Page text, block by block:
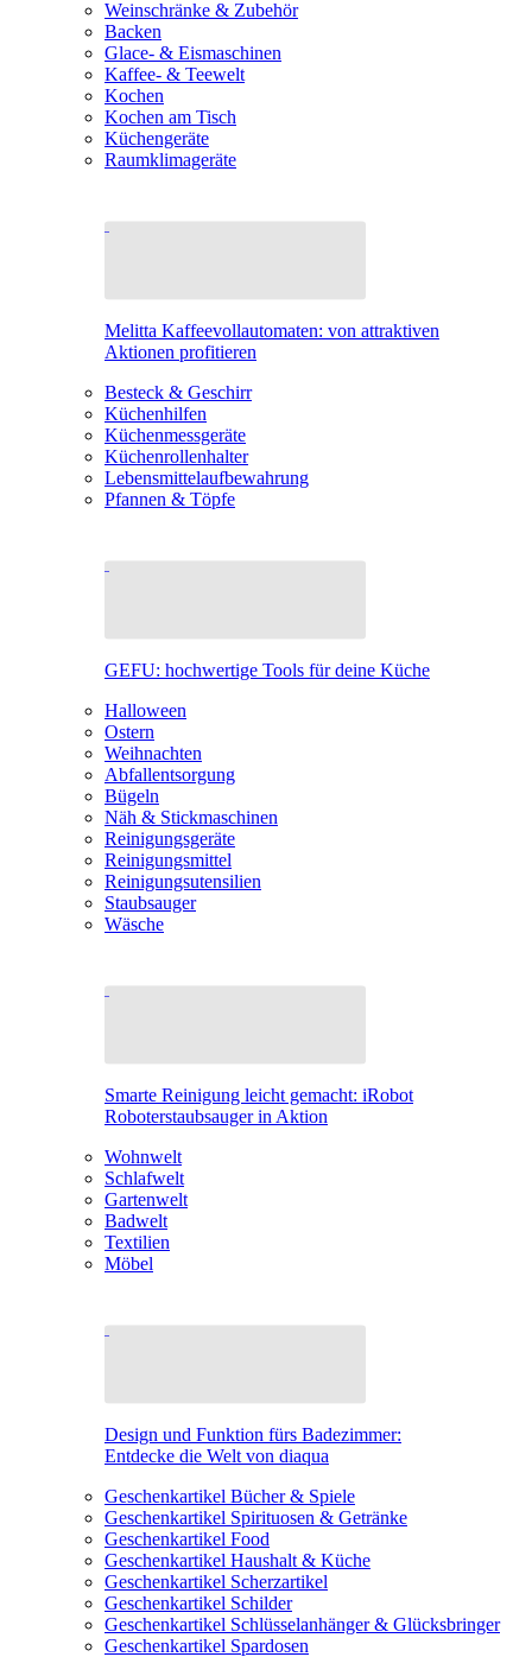
Weinschränke & Zubehör
Backen
Glace- & Eismaschinen
Kaffee- & Teewelt
Kochen
Kochen am Tisch
Küchengeräte
Raumklimageräte
Melitta Kaffeevollautomaten: von attraktiven
Aktionen profitieren
Besteck & Geschirr
Küchenhilfen
Küchenmessgeräte
Küchenrollenhalter
Lebensmittelaufbewahrung
Pfannen & Töpfe
GEFU: hochwertige Tools für deine Küche
Halloween
Ostern
Weihnachten
Abfallentsorgung
Bügeln
Näh & Stickmaschinen
Reinigungsgeräte
Reinigungsmittel
Reinigungsutensilien
Staubsauger
Wäsche
Smarte Reinigung leicht gemacht: iRobot
Roboterstaubsauger in Aktion
Wohnwelt
Schlafwelt
Gartenwelt
Badwelt
Textilien
Möbel
Design und Funktion fürs Badezimmer:
Entdecke die Welt von diaqua
Geschenkartikel Bücher & Spiele
Geschenkartikel Spirituosen & Getränke
Geschenkartikel Food
Geschenkartikel Haushalt & Küche
Geschenkartikel Scherzartikel
Geschenkartikel Schilder
Geschenkartikel Schlüsselanhänger & Glücksbringer
Geschenkartikel Spardosen